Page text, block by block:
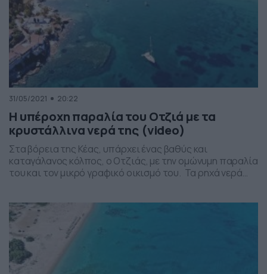
31/05/2021 20:22
Η υπέροχη παραλία του Οτζιά με τα
κρυστάλλινα νερά της (video)
Στα βόρεια της Κέας, υπάρχει ένας βαθύς και
καταγάλανος κόλπος, ο Οτζιάς, με την ομώνυμη παραλία
του και τον μικρό γραφικό οικισμό του. Τα ρηχά νερά
πρώτες θέσεις του νησιού, με βάση πάντα τις
προτιμήσεις των επισκεπτών. Όμως […]